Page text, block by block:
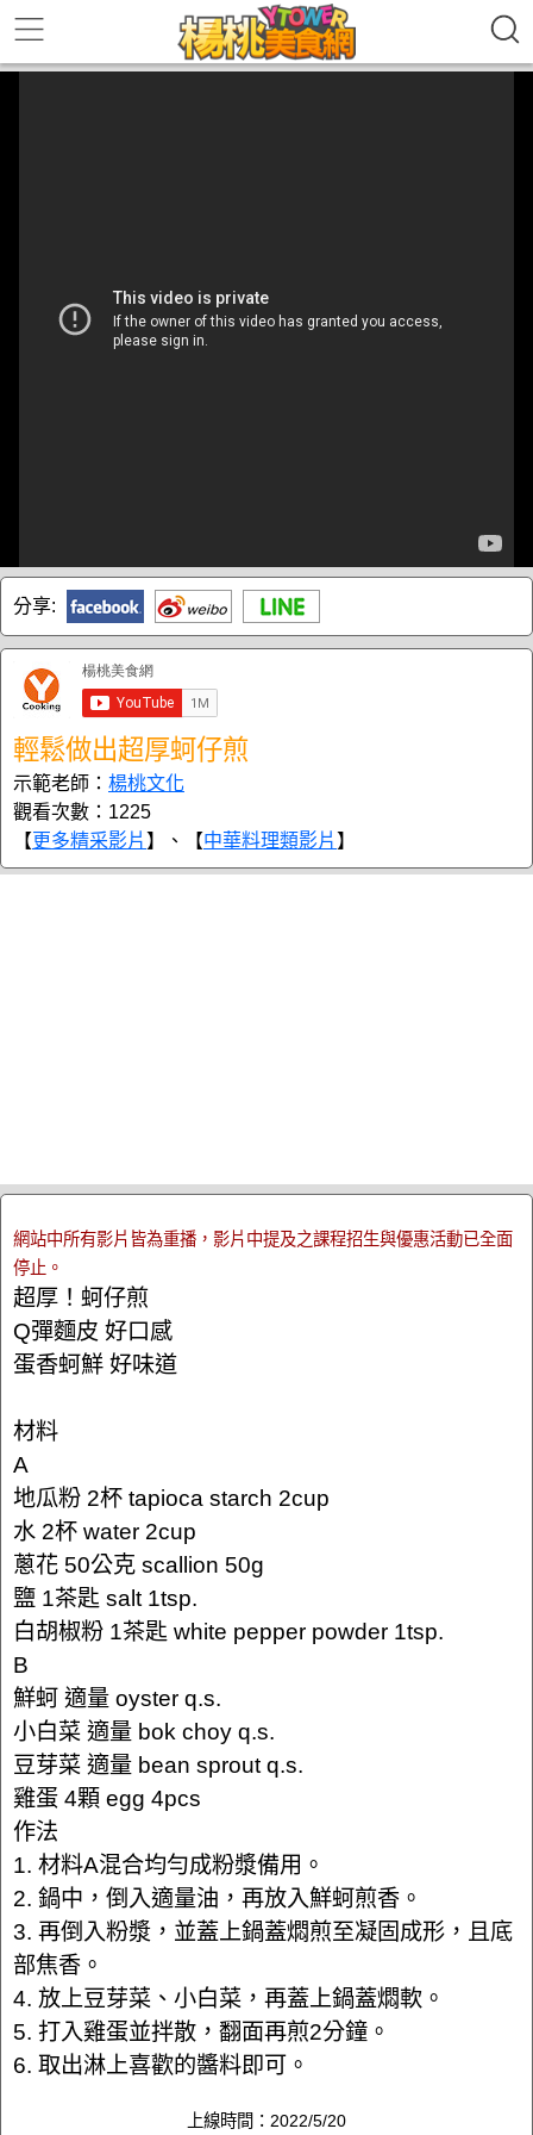
分享:
輕鬆做出超厚蚵仔煎
示範老師： 楊桃文化
觀看次數：1225
【更多精采影片 】、【中華料理類影片 】
網站中所有影片皆為重播，影片中提及之課程招生與優惠活動已全面
停止。
超厚！蚵仔煎
Q彈麵皮 好口感
蛋香蚵鮮 好味道
材料
A
地瓜粉 2杯 tapioca starch 2cup
水 2杯 water 2cup
蔥花 50公克 scallion 50g
鹽 1茶匙 salt 1tsp.
白胡椒粉 1茶匙 white pepper powder 1tsp.
B
鮮蚵 適量 oyster q.s.
小白菜 適量 bok choy q.s.
豆芽菜 適量 bean sprout q.s.
雞蛋 4顆 egg 4pcs
作法
1. 材料A混合均勻成粉漿備用。
2. 鍋中，倒入適量油，再放入鮮蚵煎香。
3. 再倒入粉漿，並蓋上鍋蓋燜煎至凝固成形，且底
部焦香。
4. 放上豆芽菜、小白菜，再蓋上鍋蓋燜軟。
5. 打入雞蛋並拌散，翻面再煎2分鐘。
6. 取出淋上喜歡的醬料即可。
上線時間：2022/5/20